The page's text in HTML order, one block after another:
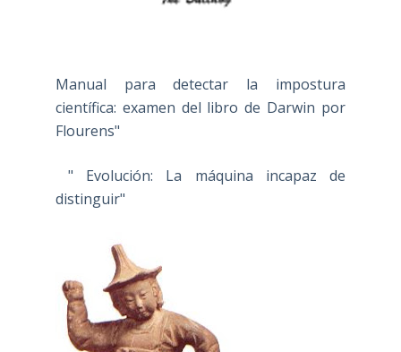
Manual para detectar la impostura
científica: examen del libro de Darwin por
Flourens"
" Evolución: La máquina incapaz de
distinguir"